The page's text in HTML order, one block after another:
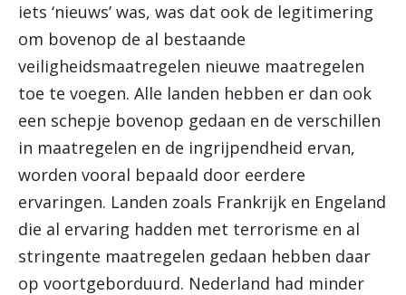
iets ‘nieuws’ was, was dat ook de legitimering
om bovenop de al bestaande
veiligheidsmaatregelen nieuwe maatregelen
toe te voegen. Alle landen hebben er dan ook
een schepje bovenop gedaan en de verschillen
in maatregelen en de ingrijpendheid ervan,
worden vooral bepaald door eerdere
ervaringen. Landen zoals Frankrijk en Engeland
die al ervaring hadden met terrorisme en al
stringente maatregelen gedaan hebben daar
op voortgeborduurd. Nederland had minder